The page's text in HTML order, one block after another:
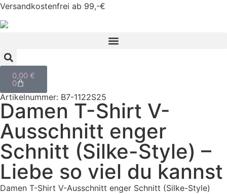
Versandkostenfrei ab 99,-€
0,00 €
0
Artikelnummer: B7-1122S25
Damen T-Shirt V-
Ausschnitt enger
Schnitt (Silke-Style) –
Liebe so viel du kannst
Damen T-Shirt V-Ausschnitt enger Schnitt (Silke-Style)